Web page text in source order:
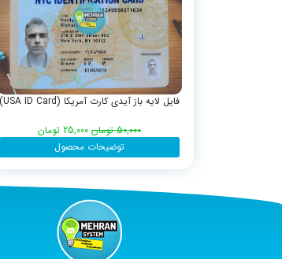
فایل لایه باز آیدی کارت آمریکا (USA ID Card)
50,000 تومان 25,000 تومان
توضیحات محصول